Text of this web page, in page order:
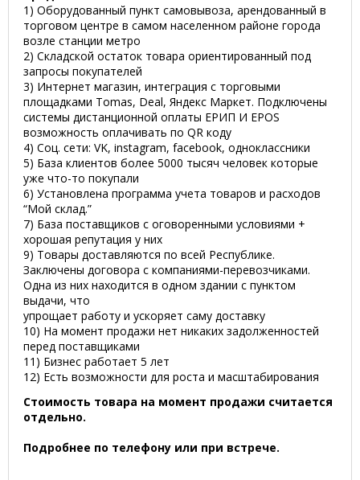
1) Оборудованный пункт самовывоза, арендованный в
торговом центре в самом населенном районе города
возле станции метро
2) Складской остаток товара ориентированный под
запросы покупателей
3) Интернет магазин, интеграция с торговыми
площадками Tomas, Deal, Яндекс Маркет. Подключены
системы дистанционной оплаты ЕРИП И EPOS
возможность оплачивать по QR коду
4) Соц. сети: VK, instagram, facebook, одноклассники
5) База клиентов более 5000 тысяч человек которые
уже что-то покупали
6) Установлена программа учета товаров и расходов
“Мой склад.”
7) База поставщиков с оговоренными условиями +
хорошая репутация у них
9) Товары доставляются по всей Республике.
Заключены договора с компаниями-перевозчиками.
Одна из них находится в одном здании с пунктом
выдачи, что
упрощает работу и ускоряет саму доставку
10) На момент продажи нет никаких задолженностей
перед поставщиками
11) Бизнес работает 5 лет
12) Есть возможности для роста и масштабирования
Стоимость товара на момент продажи считается
отдельно.
Подробнее по телефону или при встрече.